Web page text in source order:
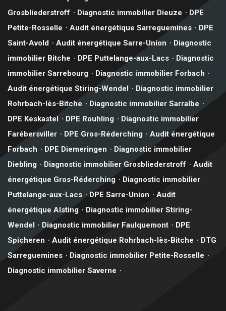
Grosbliederstroff
Diagnostic immobilier Dieuze
DPE
Petite-Rosselle
Audit énergétique Sarreguemines
DPE
Saint-Avold
Audit énergétique Sarre-Union
Diagnostic
immobilier Bitche
DPE Puttelange-aux-Lacs
Diagnostic
immobilier Sarrebourg
Diagnostic immobilier Forbach
Audit énergétique Stiring-Wendel
Diagnostic immobilier
Rohrbach-lès-Bitche
Diagnostic immobilier Sarralbe
DPE Keskastel
DPE Rouhling
Diagnostic immobilier
Farébersviller
DPE Gros-Réderching
Audit énergétique
Forbach
DPE Diemeringen
Diagnostic immobilier
Diebling
Diagnostic immobilier Grosbliederstroff
Audit
énergétique Gros-Réderching
Diagnostic immobilier
Puttelange-aux-Lacs
DPE Sarre-Union
Audit
énergétique Alsting
Diagnostic immobilier Stiring-
Wendel
Diagnostic immobilier Faulquemont
DPE
Spicheren
Audit énergétique Rohrbach-lès-Bitche
DTG
Sarreguemines
Diagnostic immobilier Petite-Rosselle
Diagnostic immobilier Saverne